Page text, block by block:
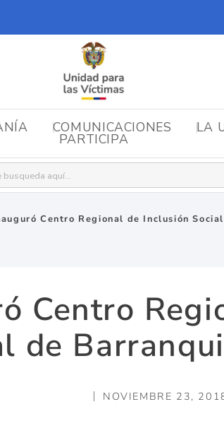
COMUNICACIONES LA
PARTICIPA
Centro Regional de Inclusión
Centro
de
NOVIEMBRE 23,